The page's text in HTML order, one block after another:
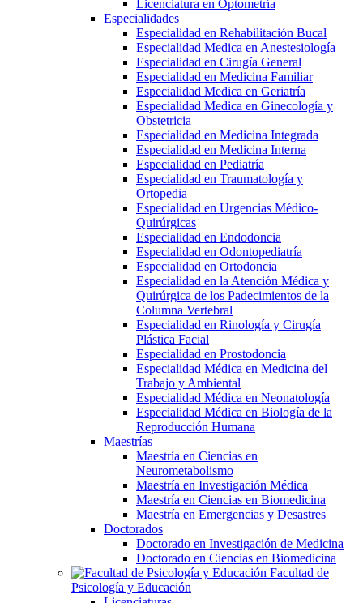
Licenciatura en Optometría
Especialidades
Especialidad en Rehabilitación Bucal
Especialidad Medica en Anestesiología
Especialidad en Cirugía General
Especialidad en Medicina Familiar
Especialidad Medica en Geriatría
Especialidad Medica en Ginecología y
Obstetricia
Especialidad en Medicina Integrada
Especialidad en Medicina Interna
Especialidad en Pediatría
Especialidad en Traumatología y
Ortopedia
Especialidad en Urgencias Médico-
Quirúrgicas
Especialidad en Endodoncia
Especialidad en Odontopediatría
Especialidad en Ortodoncia
Especialidad en la Atención Médica y
Quirúrgica de los Padecimientos de la
Columna Vertebral
Especialidad en Rinología y Cirugía
Plástica Facial
Especialidad en Prostodoncia
Especialidad Médica en Medicina del
Trabajo y Ambiental
Especialidad Médica en Neonatología
Especialidad Médica en Biología de la
Reproducción Humana
Maestrías
Maestría en Ciencias en
Neurometabolismo
Maestría en Investigación Médica
Maestría en Ciencias en Biomedicina
Maestría en Emergencias y Desastres
Doctorados
Doctorado en Investigación de Medicina
Doctorado en Ciencias en Biomedicina
Facultad de
Psicología y Educación